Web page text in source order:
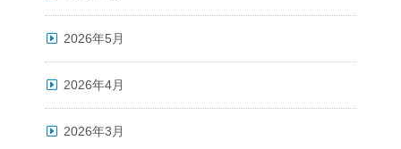
2026年5月
2026年4月
2026年3月